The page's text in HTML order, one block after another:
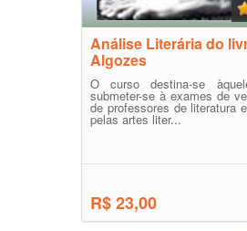
Análise Literária do
Algozes
O curso destina-se
submeter-se à exames de
de professores de literatura
pelas artes liter...
R$ 23,00